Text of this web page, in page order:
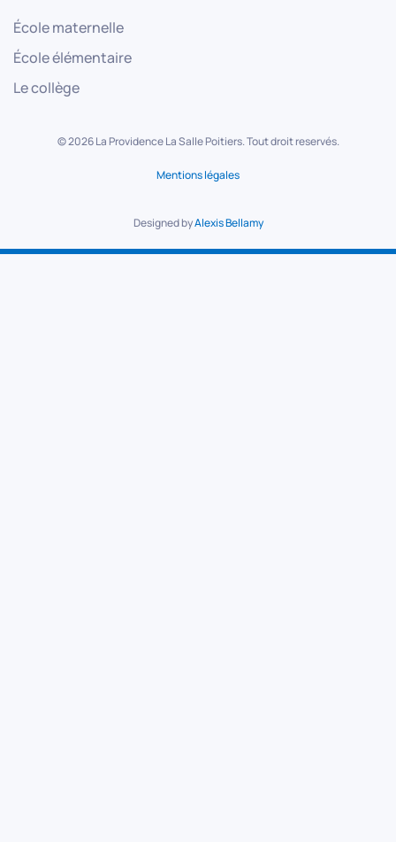
École maternelle
École élémentaire
Le collège
©2026La Providence La Salle Poitiers. Tout droit reservés.
Mentions légales
Designed byAlexis Bellamy